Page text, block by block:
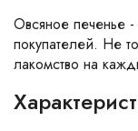
Овсяное печенье
покупателей. Не
лакомство на